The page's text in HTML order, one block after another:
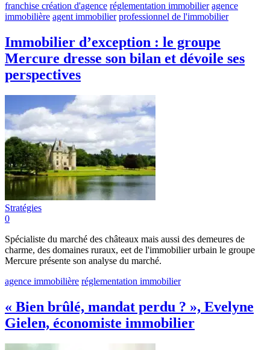
franchise création d'agence réglementation immobilier agence
immobilière agent immobilier professionnel de l'immobilier
Immobilier d’exception : le groupe
Mercure dresse son bilan et dévoile ses
perspectives
Stratégies
0
Spécialiste du marché des châteaux mais aussi des demeures de
charme, des domaines ruraux, eet de l'immobilier urbain le groupe
Mercure présente son analyse du marché.
agence immobilière réglementation immobilier
« Bien brûlé, mandat perdu ? », Evelyne
Gielen, économiste immobilier